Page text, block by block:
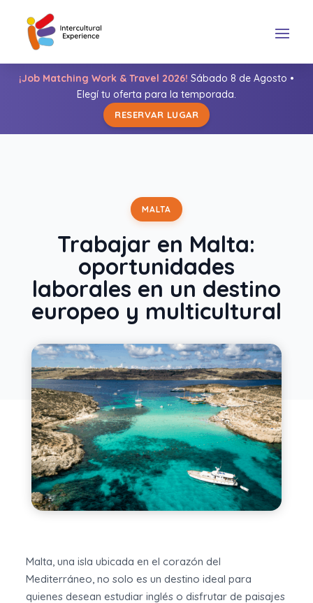
¡Job Matching Work & Travel 2026! Sábado 8 de Agosto •
Elegí tu oferta para la temporada.
RESERVAR LUGAR
MALTA
Trabajar en Malta:
oportunidades
laborales en un destino
europeo y multicultural
Malta, una isla ubicada en el corazón del
Mediterráneo, no solo es un destino ideal para
quienes desean estudiar inglés o disfrutar de paisajes